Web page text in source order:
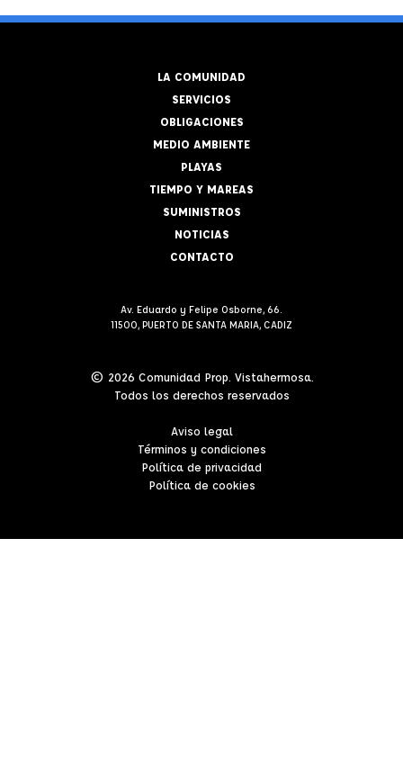
LA COMUNIDAD
SERVICIOS
OBLIGACIONES
MEDIO AMBIENTE
PLAYAS
TIEMPO Y MAREAS
SUMINISTROS
NOTICIAS
CONTACTO
Av. Eduardo y Felipe Osborne, 66.
11500, PUERTO DE SANTA MARIA, CADIZ
© 2026 Comunidad Prop. Vistahermosa.
Todos los derechos reservados
Aviso legal
Términos y condiciones
Política de privacidad
Política de cookies